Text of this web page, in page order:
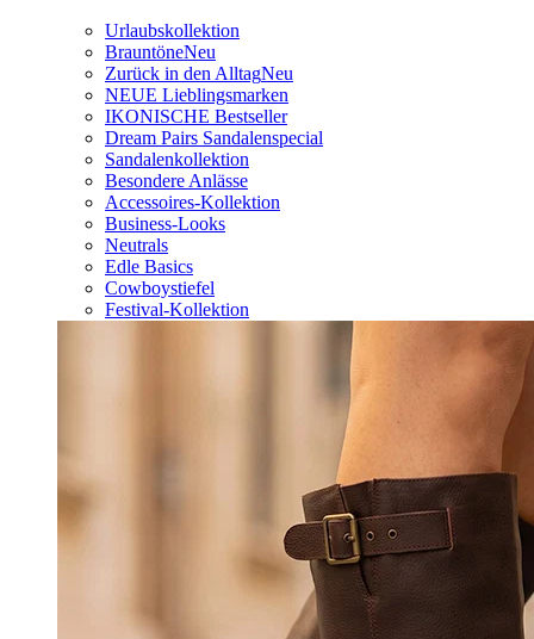
Urlaubskollektion
BrauntöneNeu
Zurück in den AlltagNeu
NEUE Lieblingsmarken
IKONISCHE Bestseller
Dream Pairs Sandalenspecial
Sandalenkollektion
Besondere Anlässe
Accessoires-Kollektion
Business-Looks
Neutrals
Edle Basics
Cowboystiefel
Festival-Kollektion